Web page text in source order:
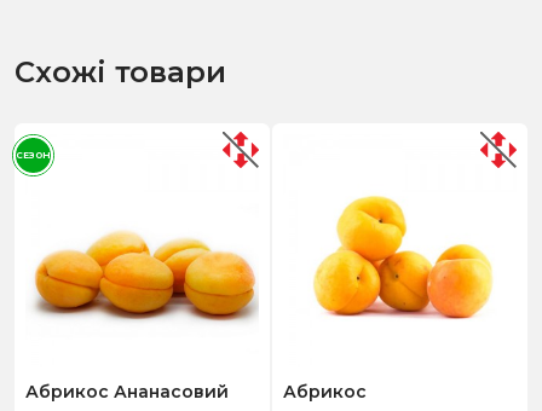
Схожі товари
Абрикос Ананасовий
СЕЗОН
Абрикос